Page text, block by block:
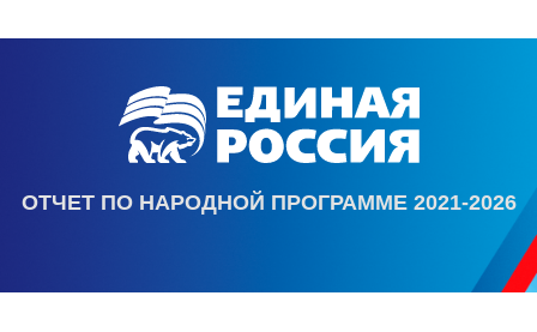
ОТЧЕТ ПО НАРОДНОЙ ПРОГРАММЕ 2021-2026